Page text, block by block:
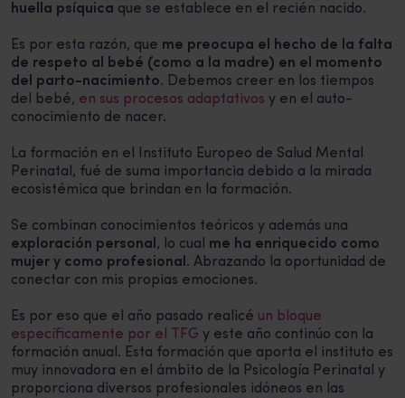
huella psíquica que se establece en el recién nacido.
Es por esta razón, que me preocupa el hecho de la falta
de respeto al bebé (como a la madre) en el momento
del parto-nacimiento. Debemos creer en los tiempos
del bebé, en sus procesos adaptativos y en el auto-
conocimiento de nacer.
La formación en el Instituto Europeo de Salud Mental
Perinatal, fué de suma importancia debido a la mirada
ecosistémica que brindan en la formación.
Se combinan conocimientos teóricos y además una
exploración personal, lo cual me ha enriquecido como
mujer y como profesional. Abrazando la oportunidad de
conectar con mis propias emociones.
Es por eso que el año pasado realicé un bloque
específicamente por el TFG y este año continúo con la
formación anual. Esta formación que aporta el instituto es
muy innovadora en el ámbito de la Psicología Perinatal y
proporciona diversos profesionales idóneos en las